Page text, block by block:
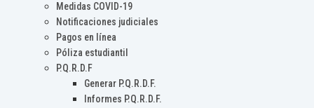
Medidas COVID-19
Notificaciones judiciales
Pagos en línea
Póliza estudiantil
P.Q.R.D.F
Generar P.Q.R.D.F.
Informes P.Q.R.D.F.